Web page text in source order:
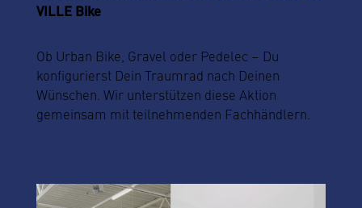
VILLE Bike
Ob Urban Bike, Gravel oder Pedelec – Du
konfigurierst Dein Traumrad nach Deinen
Wünschen. Wir unterstützen diese Aktion
gemeinsam mit teilnehmenden Fachhändlern.